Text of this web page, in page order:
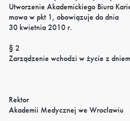
Utworzenie Akademickiego Biura
mowa w pkt 1, obowiązuje do dnia
30 kwietnia 2010 r.
§ 2
Zarządzenie wchodzi w życie z
Rektor
Akademii Medycznej we Wrocławiu